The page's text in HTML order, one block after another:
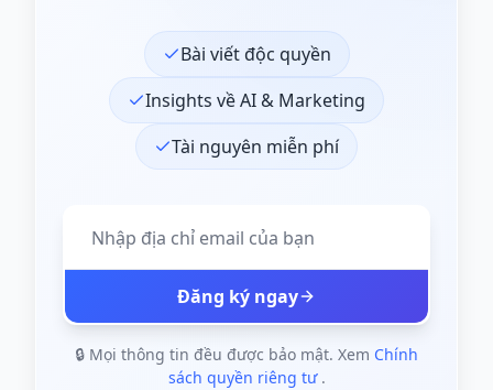
Bài viết độc quyền
Insights về AI & Marketing
Tài nguyên miễn phí
Đăng ký ngay
🔒 Mọi thông tin đều được bảo mật. Xem Chính
sách quyền riêng tư .